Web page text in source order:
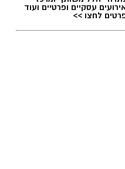
עסקיים ופרטיים ועוד
לחצו >>